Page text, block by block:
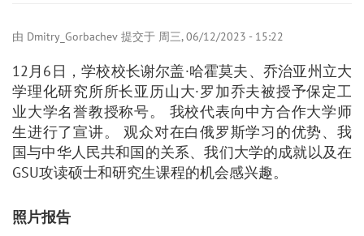
由 Dmitry_Gorbachev 提交于 周三, 06/12/2023 - 15:22
12月6日，学校校长谢尔盖·哈霍莫夫、乔治亚州立大
学理化研究所所长亚历山大·罗加乔夫被授予保定工
业大学名誉教授称号。 我校代表向中方合作大学师
生进行了宣讲。 观众对在白俄罗斯学习的优势、我
国与中华人民共和国的关系、我们大学的成就以及在
GSU攻读硕士和研究生课程的机会感兴趣。
照片报告